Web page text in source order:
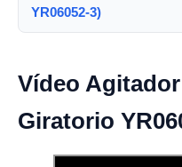
YR06052-3)
Vídeo
Giratorio